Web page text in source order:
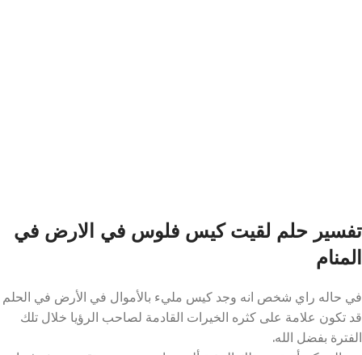
تفسير حلم لقيت كيس فلوس في الارض في
المنام
في حاله راي شخص انه وجد كيس مليء بالأموال في الأرض في الحلم
قد تكون علامة على كثره الخيرات القادمة لصاحب الرؤيا خلال تلك
الفترة بفضل الله.